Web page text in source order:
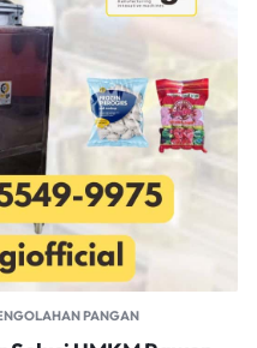
PANGAN